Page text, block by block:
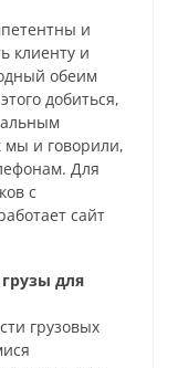
и
клиенту и
обеим
добиться,
мы и говорили,
Для
с
сайт
для
грузовых